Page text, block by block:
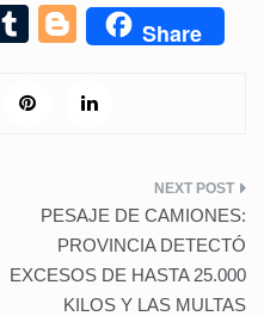
Li
T
m
Bl
g
Share
PESAJE DE CAMIONES:
PROVINCIA DETECTÓ
EXCESOS DE HASTA 25.000
KILOS Y LAS MULTAS